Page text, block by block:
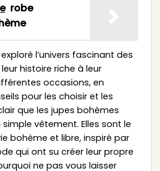
robe
l’univers fascinant des
histoire riche à leur
occasions, en
pour les choisir et les
que les jupes bohèmes
vêtement. Elles sont le
bohème et libre, inspiré par
qui ont su créer leur propre
ne pas vous laisser